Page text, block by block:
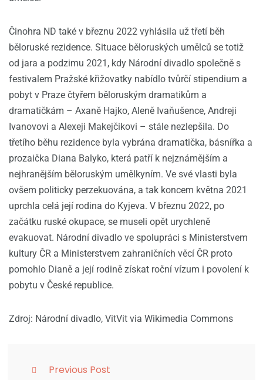
Činohra ND také v březnu 2022 vyhlásila už třetí běh
běloruské rezidence. Situace běloruských umělců se totiž
od jara a podzimu 2021, kdy Národní divadlo společně s
festivalem Pražské křižovatky nabídlo tvůrčí stipendium a
pobyt v Praze čtyřem běloruským dramatikům a
dramatičkám – Axaně Hajko, Aleně Ivaňušence, Andreji
Ivanovovi a Alexeji Makejčikovi – stále nezlepšila. Do
třetího běhu rezidence byla vybrána dramatička, básnířka a
prozaička Diana Balyko, která patří k nejznámějším a
nejhranějším běloruským umělkyním. Ve své vlasti byla
ovšem politicky perzekuována, a tak koncem května 2021
uprchla celá její rodina do Kyjeva. V březnu 2022, po
začátku ruské okupace, se museli opět urychleně
evakuovat. Národní divadlo ve spolupráci s Ministerstvem
kultury ČR a Ministerstvem zahraničních věcí ČR proto
pomohlo Dianě a její rodině získat roční vízum i povolení k
pobytu v České republice.
Zdroj: Národní divadlo, VitVit via Wikimedia Commons
Previous Post